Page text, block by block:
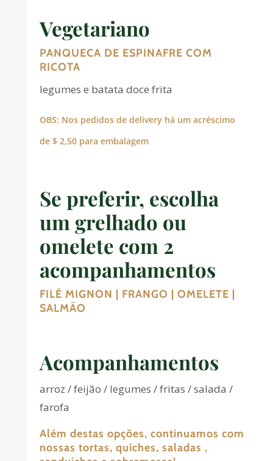
Vegetariano
PANQUECA DE ESPINAFRE COM
RICOTA
legumes e batata doce frita
OBS: Nos pedidos de delivery há um acréscimo
de $ 2,50 para embalagem
Se preferir, escolha
um grelhado ou
omelete com 2
acompanhamentos
FILÉ MIGNON | FRANGO | OMELETE |
SALMÃO
Acompanhamentos
arroz / feijão / legumes / fritas / salada /
farofa
Além destas opções, continuamos com
nossas tortas, quiches, saladas ,